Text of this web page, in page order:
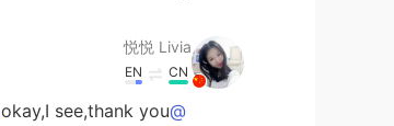
悦悦 Livia
CN
EN
@Mike 麦克儿
okay,I see,thank you!😄